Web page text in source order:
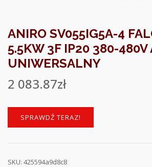
ANIRO SV055IG5A-4
5.5KW 3F IP20 380-480V
UNIWERSALNY
2 083.87zł
SPRAWDŹ TERAZ!
SKU: 425594a9d8c8